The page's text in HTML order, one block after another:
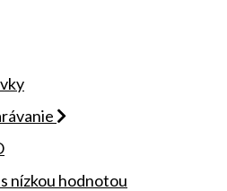
nízkou hodnotou